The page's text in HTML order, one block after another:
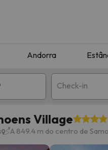
Andorra
Check-in
montanha
Village
A 849.4 m do centro de